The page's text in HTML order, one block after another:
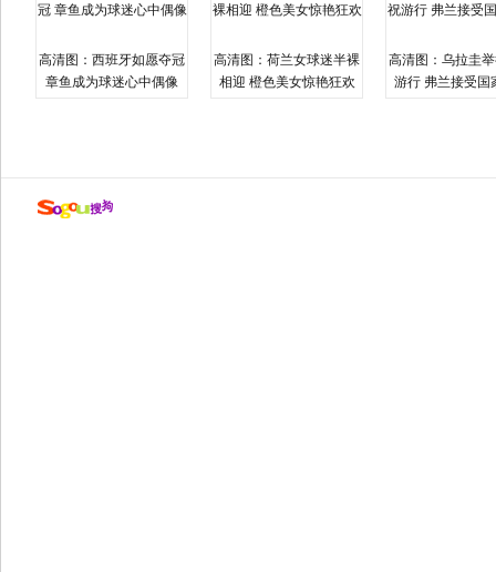
高清图：西班牙如愿夺冠
章鱼成为球迷心中偶像
高清图：荷兰女球迷半裸
相迎 橙色美女惊艳狂欢
高清图：乌拉圭
游行 弗兰接受国